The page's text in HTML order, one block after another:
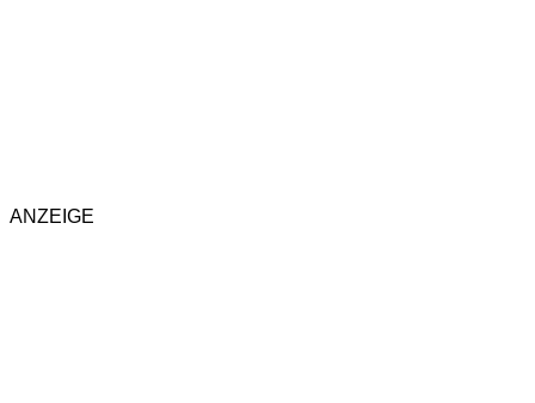
ANZEIGE